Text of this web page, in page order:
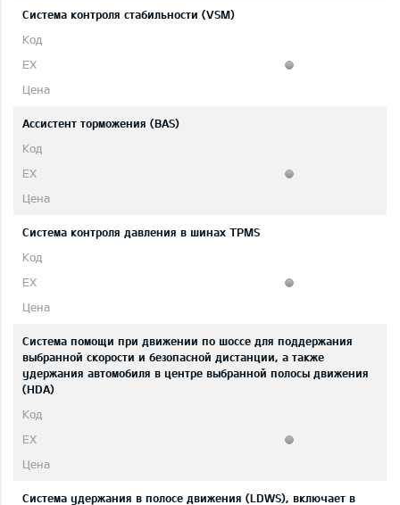
Система контроля стабильности (VSM)
Ассистент торможения (BAS)
Система контроля давления в шинах TPMS
Система помощи при движении по шоссе для поддержания
выбранной скорости и безопасной дистанции, а также
удержания автомобиля в центре выбранной полосы движения
(HDA)
Система удержания в полосе движения (LDWS), включает в